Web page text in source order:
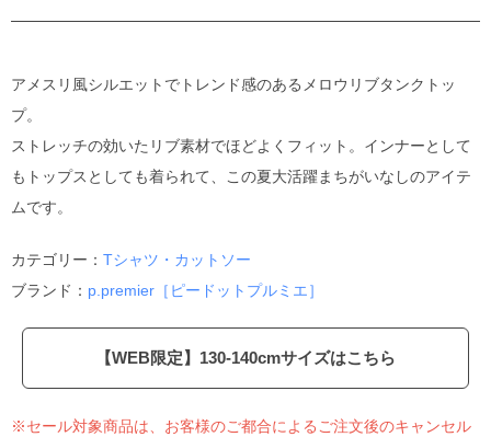
アメスリ風シルエットでトレンド感のあるメロウリブタンクトッ
プ。
ストレッチの効いたリブ素材でほどよくフィット。インナーとして
もトップスとしても着られて、この夏大活躍まちがいなしのアイテ
ムです。
カテゴリー： Tシャツ・カットソー
ブランド： p.premier［ピードットプルミエ］
【WEB限定】130-140cmサイズはこちら
※セール対象商品は、お客様のご都合によるご注文後のキャンセル